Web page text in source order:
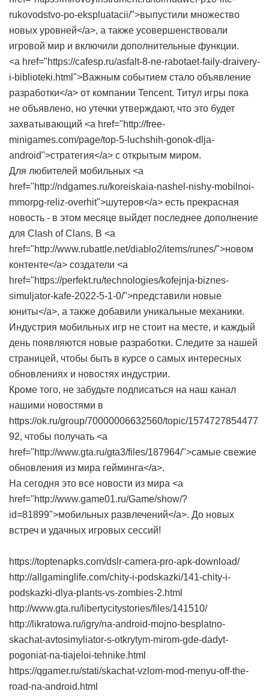
rukovodstvo-po-ekspluatacii/">выпустили множество
новых уровней</a>, а также усовершенствовали
игровой мир и включили дополнительные функции.
<a href="https://cafesp.ru/asfalt-8-ne-rabotaet-faily-draivery-
i-biblioteki.html">Важным событием стало объявление
разработки</a> от компании Tencent. Титул игры пока
не объявлено, но утечки утверждают, что это будет
захватывающий <a href="http://free-
minigames.com/page/top-5-luchshih-gonok-dlja-
android">стратегия</a> с открытым миром.
Для любителей мобильных <a
href="http://ndgames.ru/koreiskaia-nashel-nishy-mobilnoi-
mmorpg-reliz-overhit">шутеров</a> есть прекрасная
новость - в этом месяце выйдет последнее дополнение
для Clash of Clans. В <a
href="http://www.rubattle.net/diablo2/items/runes/">новом
контенте</a> создатели <a
href="https://perfekt.ru/technologies/kofejnja-biznes-
simuljator-kafe-2022-5-1-0/">представили новые
юниты</a>, а также добавили уникальные механики.
Индустрия мобильных игр не стоит на месте, и каждый
день появляются новые разработки. Следите за нашей
страницей, чтобы быть в курсе о самых интересных
обновлениях и новостях индустрии.
Кроме того, не забудьте подписаться на наш канал
нашими новостями в
https://ok.ru/group/70000006632560/topic/1574727854477
92, чтобы получать <a
href="http://www.gta.ru/gta3/files/187964/">самые свежие
обновления из мира гейминга</a>.
На сегодня это все новости из мира <a
href="http://www.game01.ru/Game/show/?
id=81899">мобильных развлечений</a>. До новых
встреч и удачных игровых сессий!
https://toptenapks.com/dslr-camera-pro-apk-download/
http://allgaminglife.com/chity-i-podskazki/141-chity-i-
podskazki-dlya-plants-vs-zombies-2.html
http://www.gta.ru/libertycitystories/files/141510/
http://likratowa.ru/igry/na-android-mojno-besplatno-
skachat-avtosimyliator-s-otkrytym-mirom-gde-dadyt-
pogoniat-na-tiajeloi-tehnike.html
https://qgamer.ru/stati/skachat-vzlom-mod-menyu-off-the-
road-na-android.html